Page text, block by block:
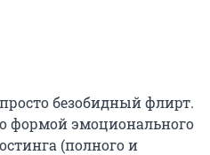
безобидный флирт.
формой эмоционального
(полного и